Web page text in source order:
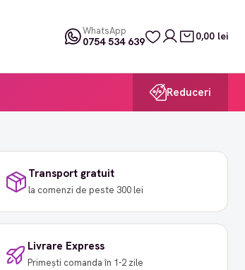
WhatsApp
0754 534 639 0,00 lei
Reduceri
Transport gratuit
la comenzi de peste 300 lei
Livrare Express
Primești comanda în 1-2 zile